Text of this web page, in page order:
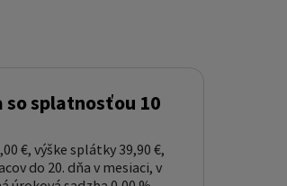
so splatnosťou 10
€, výške splátky 39,90 €,
do 20. dňa v mesiaci, v